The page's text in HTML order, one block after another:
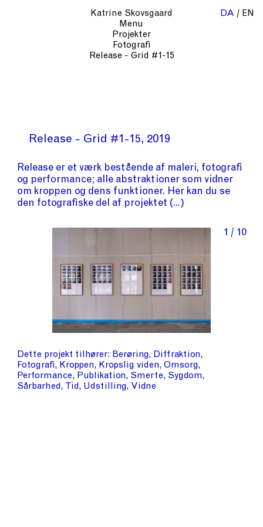
Katrine Skovsgaard
Menu
Projekter
Fotografi
Release - Grid #1-15
DA EN
Release - Grid #1-15 2019
Release er et værk bestående af maleri, fotografi
og performance; alle abstraktioner som vidner
om kroppen og dens funktioner. Her kan du se
den fotografiske del af projektet
1 / 10
Dette projekt tilhører Berøring
Diffraktion
Fotografi
Kroppen Kropslig viden
Omsorg
Performance
Publikation Smerte
Sygdom
Sårbarhed
Tid Udstilling Vidne